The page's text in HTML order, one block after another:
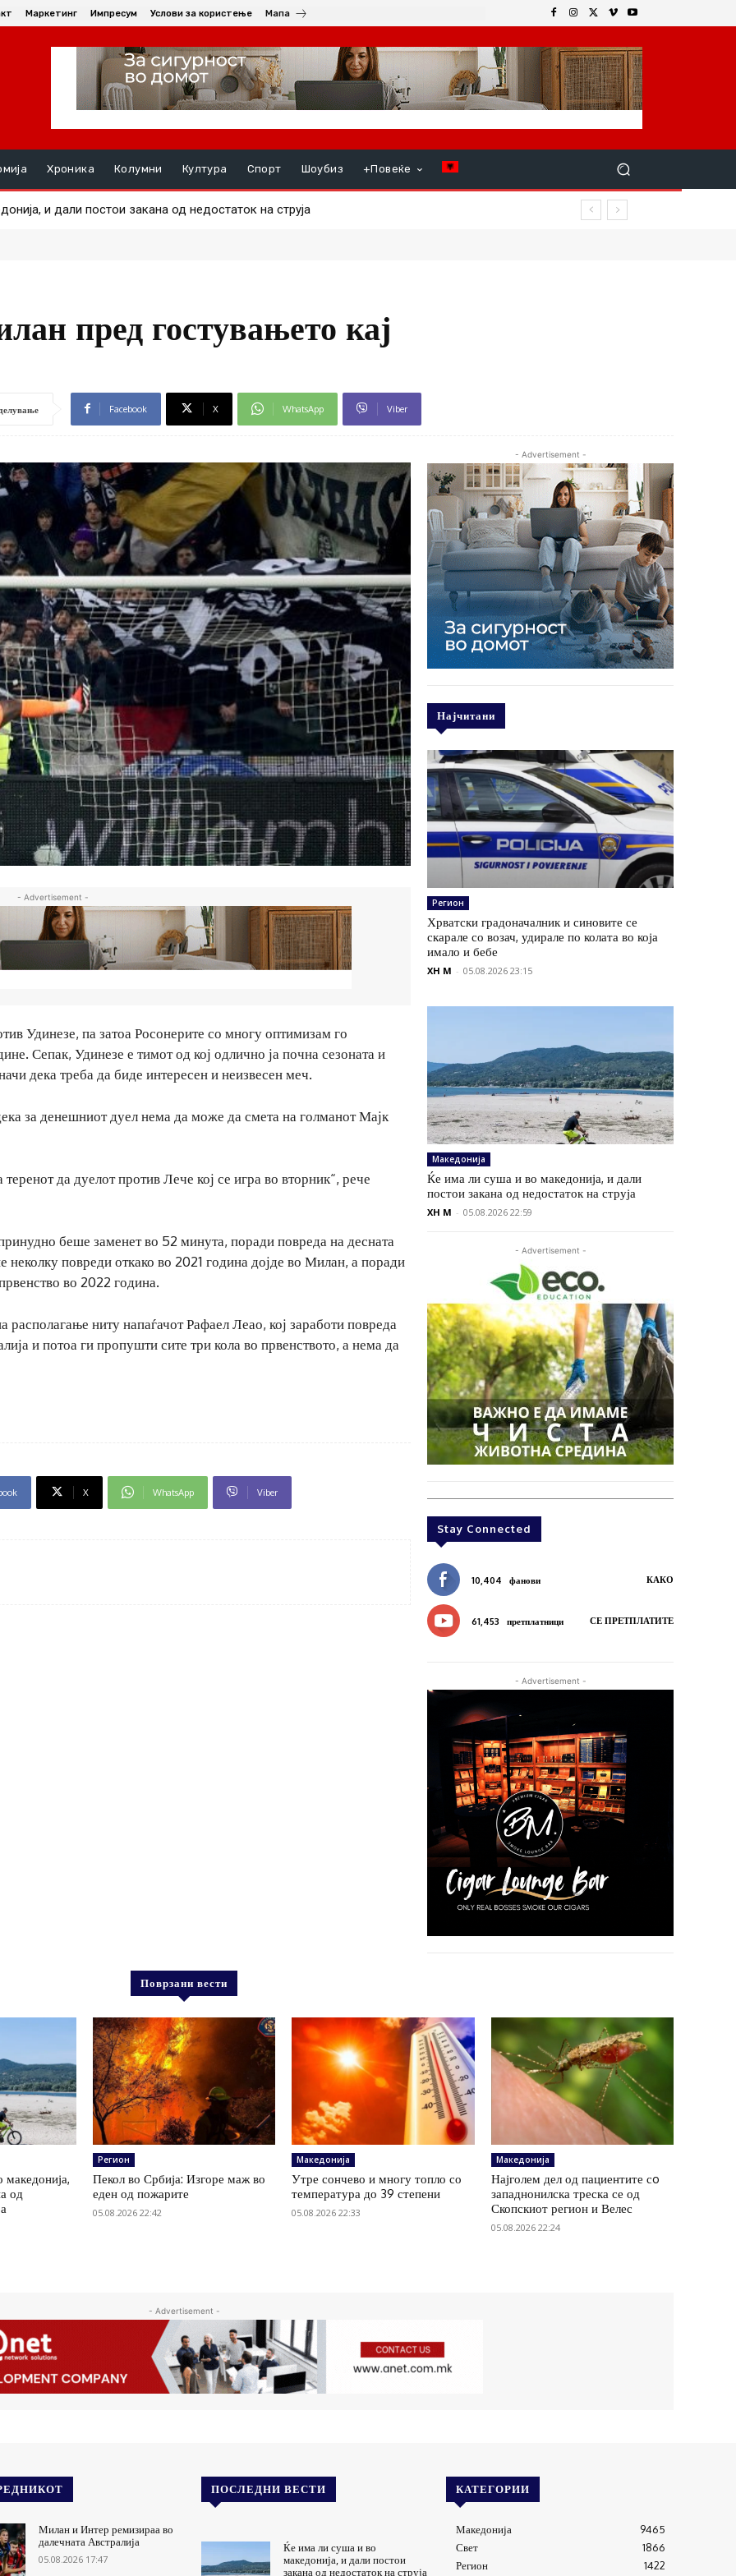
Маркетинг Импресум Услови за користење Мапа
Хроника Колумни Култура Спорт Шоубиз +Повеќе
и дали постои закана од недостаток на струја
во еден од пожарите
пред гостувањето кај
Facebook X WhatsApp Viber
- Advertisement -
Удинезе, па затоа Росонерите со многу оптимизам го
Сепак, Удинезе е тимот од кој одлично ја почна сезоната и
дека треба да биде интересен и неизвесен меч.
за денешниот дуел нема да може да смета на голманот Мајк
да дуелот против Лече кој се игра во вторник“, рече
беше заменет во 52 минута, поради повреда на десната
повреди откако во 2021 година дојде во Милан, а поради
во 2022 година.
ниту напаѓачот Рафаел Леао, кој заработи повреда
и потоа ги пропушти сите три кола во првенството, а нема да
X WhatsApp Viber
- Advertisement -
Најчитани
Регион
Хрватски градоначалник и синовите се
скарале со возач, удирале по колата во која
имало и бебе
XH M - 05.08.2026 23:15
Македонија
Ќе има ли суша и во македонија, и дали
постои закана од недостаток на струја
XH M - 05.08.2026 22:59
- Advertisement -
Stay Connected
10,404 фанови КАКО
61,453 претплатници СЕ ПРЕТПЛАТИТЕ
- Advertisement -
Поврзани вести
од
Регион
Пекол во Србија: Изгоре маж во
еден од пожарите
05.08.2026 22:42
Македонија
Утре сончево и многу топло со
температура до 39 степени
05.08.2026 22:33
Македонија
Најголем дел од пациентите сo
западнонилска треска се од
Скопскиот регион и Велес
05.08.2026 22:24
- Advertisement -
Милан и Интер ремизираа во
далечната Австралија
05.08.2026 17:47
ПОСЛЕДНИ ВЕСТИ
Ќе има ли суша и во
македонија, и дали постои
закана од недостаток на струја
КАТЕГОРИИ
Македонија
9465
Свет
1866
Регион
1422